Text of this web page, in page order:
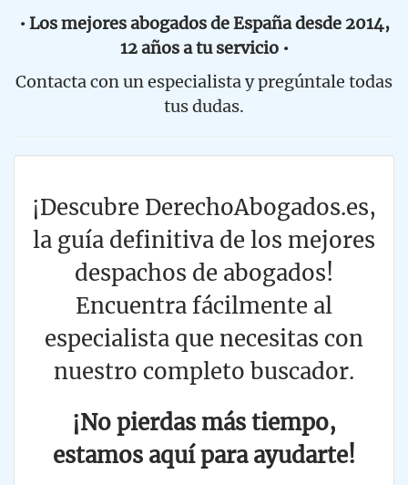
• Los mejores abogados de España desde 2014,
12 años a tu servicio •
Contacta con un especialista y pregúntale todas
tus dudas.
¡Descubre DerechoAbogados.es,
la guía definitiva de los mejores
despachos de abogados!
Encuentra fácilmente al
especialista que necesitas con
nuestro completo buscador.
¡No pierdas más tiempo,
estamos aquí para ayudarte!